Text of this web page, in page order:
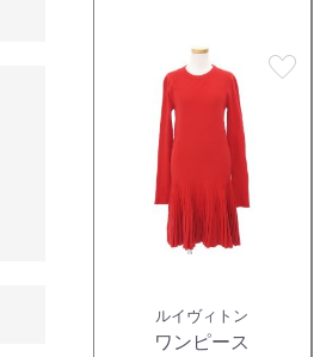
favorite
ルイヴィトン
ワンピース